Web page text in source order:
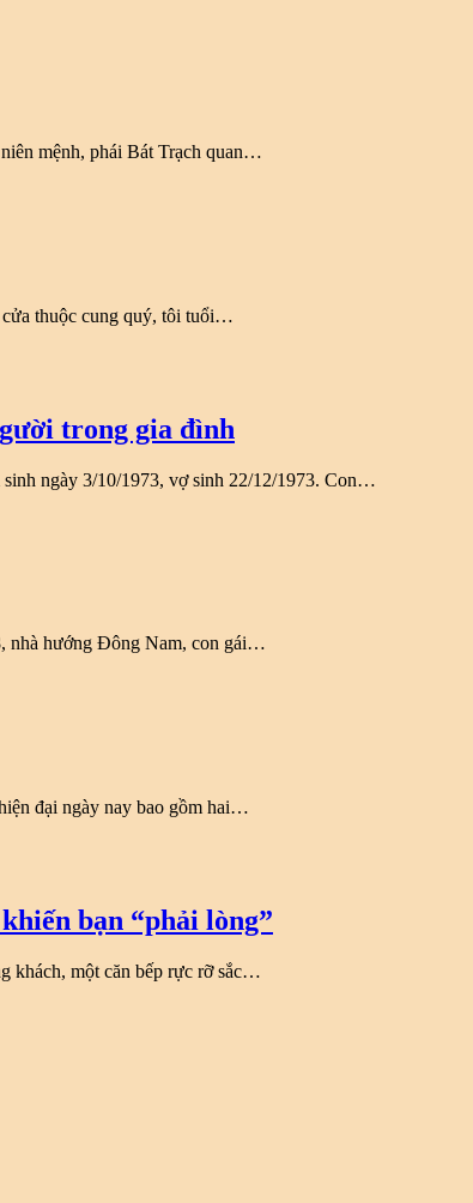
mệnh, phái Bát Trạch quan…
cửa thuộc cung quý, tôi tuổi…
trong gia đình
ngày 3/10/1973, vợ sinh 22/12/1973. Con…
nhà hướng Đông Nam, con gái…
đại ngày nay bao gồm hai…
bạn “phải lòng”
khách, một căn bếp rực rỡ sắc…